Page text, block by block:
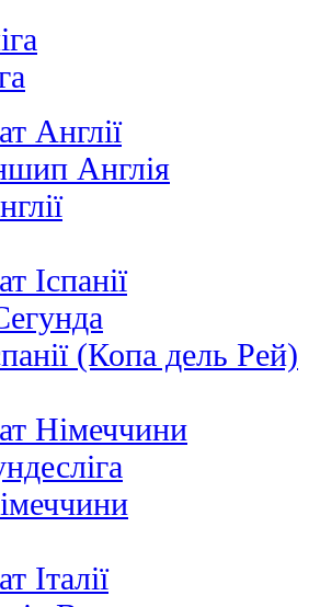
Англії
Англія
Іспанії
(Копа дель Рей)
Німеччини
Італії